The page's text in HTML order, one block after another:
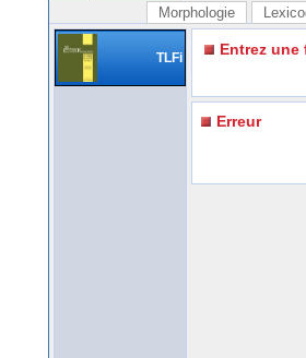
Morphologie
TLFi Entrez une
Erreur